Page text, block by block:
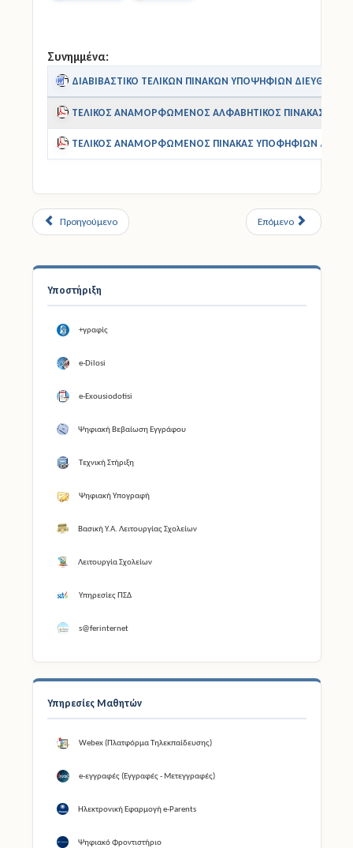
Υποστήριξη
+γραφίς
e-Dilosi
e-Exousiodotisi
Ψηφιακή Βεβαίωση Εγγράφου
Τεχνική Στήριξη
Ψηφιακή Υπογραφή
Βασική Υ.Α. Λειτουργίας Σχολείων
Λειτουργία Σχολείων
Υπηρεσίες ΠΣΔ
s@ferinternet
Υπηρεσίες Μαθητών
Webex (Πλατφόρμα Τηλεκπαίδευσης)
e-εγγραφές (Εγγραφές - Μετεγγραφές)
Ηλεκτρονική Εφαρμογή e-Parents
Ψηφιακό Φροντιστήριο
Συνημμένα:
ΔΙΑΒΙΒΑΣΤΙΚΟ ΤΕΛΙΚΩΝ ΠΙΝΑΚΩΝ ΥΠΟΨΗΦΙΩΝ
ΤΕΛΙΚΟΣ ΑΝΑΜΟΡΦΩΜΕΝΟΣ ΑΛΦΑBΗΤΙΚΟΣ ΠΙΝΑΚΑΣ ΜΕ
ΤΕΛΙΚΟΣ ΑΝΑΜΟΡΦΩΜΕΝΟΣ ΠΙΝΑΚΑΣ ΥΠΟΦΗΦΙΩΝ
Προηγούμενο Επόμενο